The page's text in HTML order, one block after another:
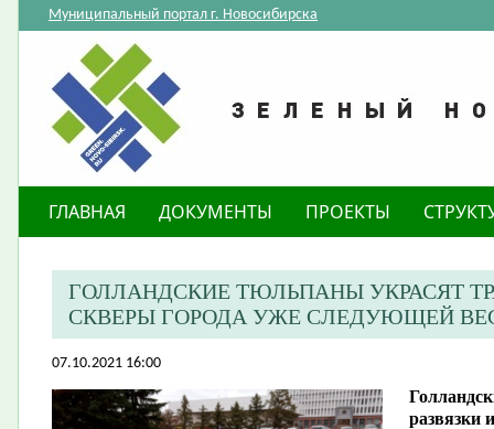
Муниципальный портал г. Новосибирска
ГЛАВНАЯ ДОКУМЕНТЫ ПРОЕКТЫ
​ГОЛЛАНДСКИЕ ТЮЛЬПАНЫ УКРАСЯТ
СКВЕРЫ ГОРОДА УЖЕ СЛЕДУЮЩЕЙ
07.10.2021 16:00
развязки